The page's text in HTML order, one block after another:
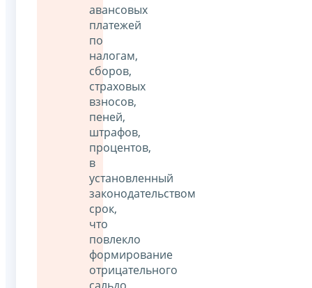
авансовых
платежей
по
налогам,
сборов,
страховых
взносов,
пеней,
штрафов,
процентов,
в
установленный
законодательством
срок,
что
повлекло
формирование
отрицательного